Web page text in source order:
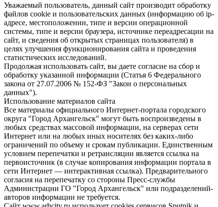
Уважаемый пользователь, данный сайт производит обработку
файлов cookie и пользовательских данных (информацию об ip-
адресе, местоположении, типе и версии операционной
системы, типе и версии браузера, источнике переадресации на
сайт, и сведения об открытых страницах пользователя) в
целях улучшения функционирования сайта и проведения
статистических исследований.
Продолжая использовать сайт, вы даете согласие на сбор и
обработку указанной информации (Статья 6 Федерального
закона от 27.07.2006 № 152-ФЗ "Закон о персональных
данных").
Использование материалов сайта
Все материалы официального Интернет-портала городского
округа "Город Архангельск" могут быть воспроизведены в
любых средствах массовой информации, на серверах сети
Интернет или на любых иных носителях без каких-либо
ограничений по объему и срокам публикации. Единственным
условием перепечатки и ретрансляции является ссылка на
первоисточник (в случае копирования информации портала в
сети Интернет — интерактивная ссылка). Предварительного
согласия на перепечатку со стороны Пресс-службы
Администрации ГО "Город Архангельск" или подразделений-
авторов информации не требуется.